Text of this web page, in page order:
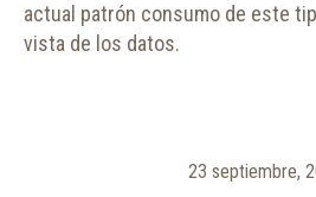
actual patrón consumo de este
vista de los datos.
23 septiembre,